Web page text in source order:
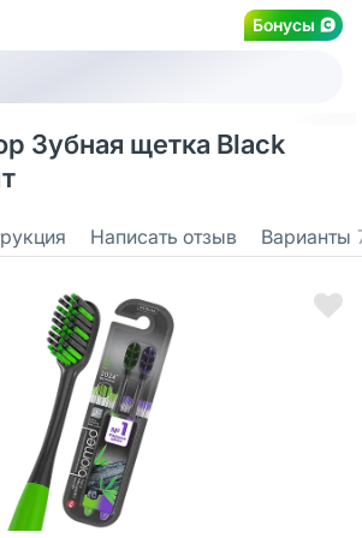
Бонусы
Зубная щетка Black
Написать отзыв Варианты